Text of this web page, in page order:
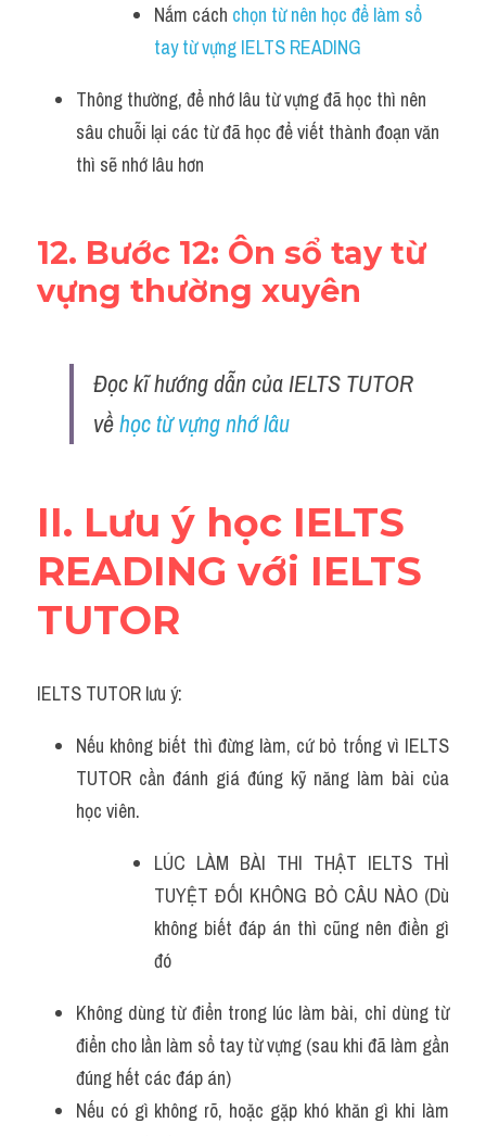
Nắm cách chọn từ nên học để làm sổ
tay từ vựng IELTS READING
Thông thường, để nhớ lâu từ vựng đã học thì nên
sâu chuỗi lại các từ đã học để viết thành đoạn văn
thì sẽ nhớ lâu hơn
12. Bước 12: Ôn sổ tay từ
vựng thường xuyên
Đọc kĩ hướng dẫn của IELTS TUTOR
về học từ vựng nhớ lâu
II. Lưu ý học IELTS
READING với IELTS
TUTOR
IELTS TUTOR lưu ý:
Nếu không biết thì đừng làm, cứ bỏ trống vì IELTS
TUTOR cần đánh giá đúng kỹ năng làm bài của
học viên.
LÚC LÀM BÀI THI THẬT IELTS THÌ
TUYỆT ĐỐI KHÔNG BỎ CÂU NÀO (Dù
không biết đáp án thì cũng nên điền gì
đó
Không dùng từ điển trong lúc làm bài, chỉ dùng từ
điển cho lần làm sổ tay từ vựng (sau khi đã làm gần
đúng hết các đáp án)
Nếu có gì không rõ, hoặc gặp khó khăn gì khi làm